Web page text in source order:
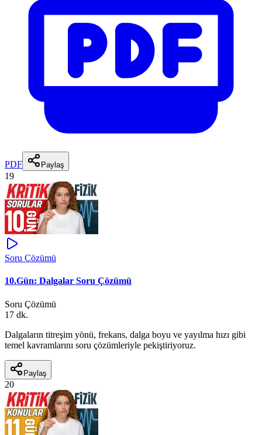
PDF Paylaş
19
Soru Çözümü
10.Gün: Dalgalar Soru Çözümü
Soru Çözümü
17 dk.
Dalgaların titreşim yönü, frekans, dalga boyu ve yayılma hızı gibi
temel kavramlarını soru çözümleriyle pekiştiriyoruz.
Paylaş
20